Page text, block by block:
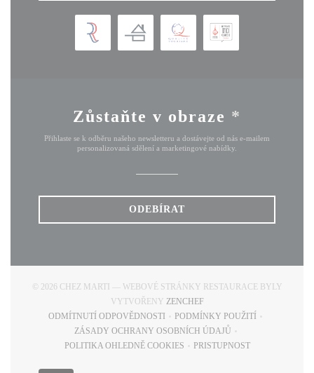
Zůstaňte v obraze *
Přihlaste se k odběru našeho newsletteru a dostávejte od nás e-mailem
personalizovaná sdělení a marketingové nabídky.
ODEBÍRAT
© 2026 CHEZ MARTI — WEBOVÉ STRÁNKY RESTAURACE BYLY
VYTVOŘENY ZENCHEF((OTEVŘE SE V NOVÉM
ODMÍTNUTÍ ODPOVĚDNOSTI
((OTEVŘE SE V NOVÉM OKNĚ))
PODMÍNKY POUŽITÍ
((OTEVŘE SE V
ZÁSADY OCHRANY OSOBNÍCH ÚDAJŮ
POLITIKA OHLEDNĚ COOKIES
PRISTUPNOST